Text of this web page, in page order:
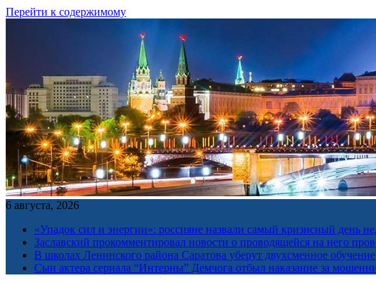
Перейти к содержимому
6 августа, 2026
«Упадок сил и энергии»: россияне назвали самый кризисный день
Заславский прокомментировал новости о проводящейся на него
В школах Ленинского района Саратова уберут двухсменное обучение
Сын актера сериала “Интерны” Демчога отбыл наказание за